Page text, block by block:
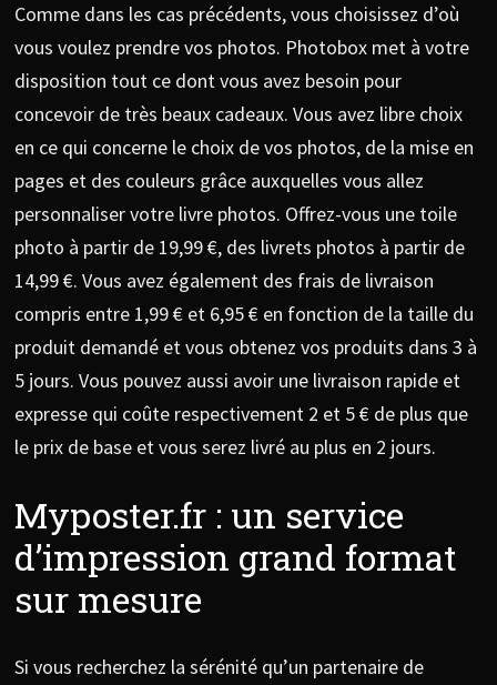
Comme dans les cas précédents, vous choisissez d’où
vous voulez prendre vos photos. Photobox met à votre
disposition tout ce dont vous avez besoin pour
concevoir de très beaux cadeaux. Vous avez libre choix
en ce qui concerne le choix de vos photos, de la mise en
pages et des couleurs grâce auxquelles vous allez
personnaliser votre livre photos. Offrez-vous une toile
photo à partir de 19,99 €, des livrets photos à partir de
14,99 €. Vous avez également des frais de livraison
compris entre 1,99 € et 6,95 € en fonction de la taille du
produit demandé et vous obtenez vos produits dans 3 à
5 jours. Vous pouvez aussi avoir une livraison rapide et
expresse qui coûte respectivement 2 et 5 € de plus que
le prix de base et vous serez livré au plus en 2 jours.
Myposter.fr : un service
d’impression grand format
sur mesure
Si vous recherchez la sérénité qu’un partenaire de